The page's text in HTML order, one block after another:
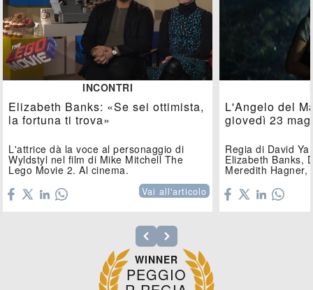
INCONTRI
Elizabeth Banks: «Se sei ottimista,
la fortuna ti trova»
L'attrice dà la voce al personaggio di
Wyldstyl nel film di Mike Mitchell The
Lego Movie 2. Al cinema.
Vai all'articolo
L'Angelo del
giovedì 23
Regia di David
Elizabeth Banks,
Meredith Hagner,
WINNER
PEGGIO